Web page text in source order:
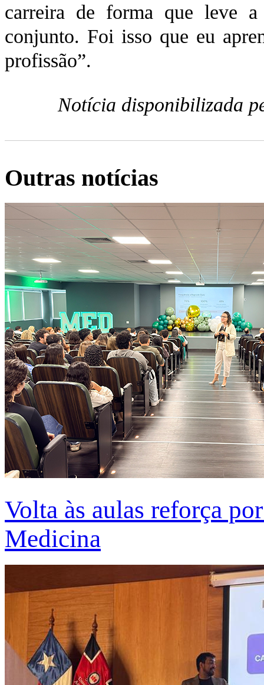
carreira de forma que leve
conjunto. Foi isso que eu
profissão”.
Notícia disponibilizada
Outras notícias
Volta às aulas reforça
Medicina